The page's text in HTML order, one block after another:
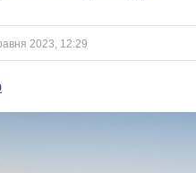
2023, 12:29